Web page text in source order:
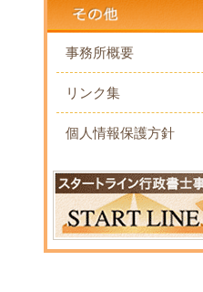
事務所概要
リンク集
個人情報保護方針